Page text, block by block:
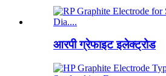
आरपी ग्रेफाइट इलेक्ट्रोड